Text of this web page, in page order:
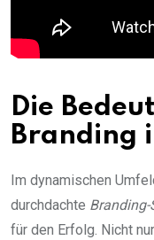
Die
Branding
Im dynamischen
durchdachte Branding-
für den Erfolg. Nicht